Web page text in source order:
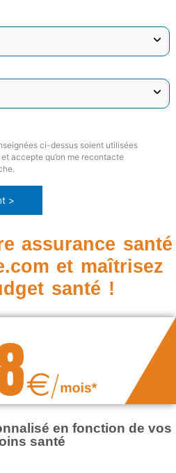
assurance santé
et maîtrisez
santé !
en fonction de vos
santé
ci-dessus soient utilisées
accepte qu’on me recontacte
>